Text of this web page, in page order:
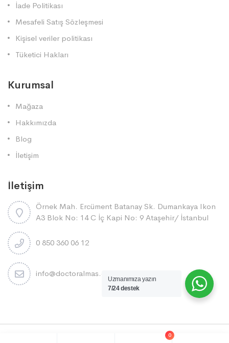
İade Politikası
Mesafeli Satış Sözleşmesi
Kişisel veriler politikası
Tüketici Hakları
Kurumsal
Mağaza
Hakkımızda
Blog
İletişim
İletişim
Örnek Mah. Ercüment Batanay Sk. Dumankaya Ikon
A3 Blok No: 14 C İç Kapi No: 9 Ataşehi̇r/ İstanbul
0 850 360 06 12
info@doctoralmas.com.tr
0
Uzmanımıza yazın
7/24 destek